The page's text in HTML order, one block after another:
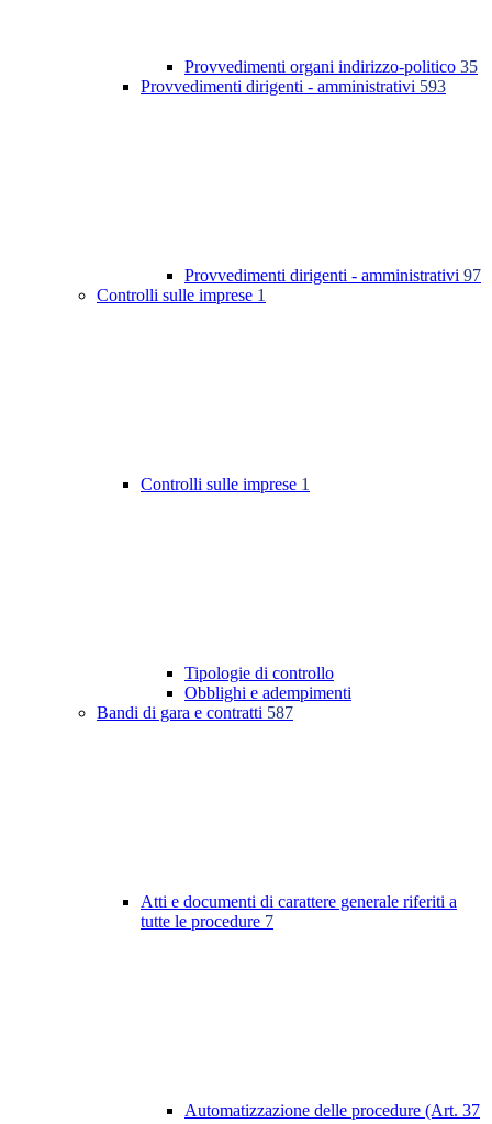
Provvedimenti organi indirizzo-politico 35
Provvedimenti dirigenti - amministrativi 593
Provvedimenti dirigenti - amministrativi 97
Controlli sulle imprese 1
Controlli sulle imprese 1
Tipologie di controllo
Obblighi e adempimenti
Bandi di gara e contratti 587
Atti e documenti di carattere generale riferiti a
tutte le procedure 7
Automatizzazione delle procedure (Art. 37